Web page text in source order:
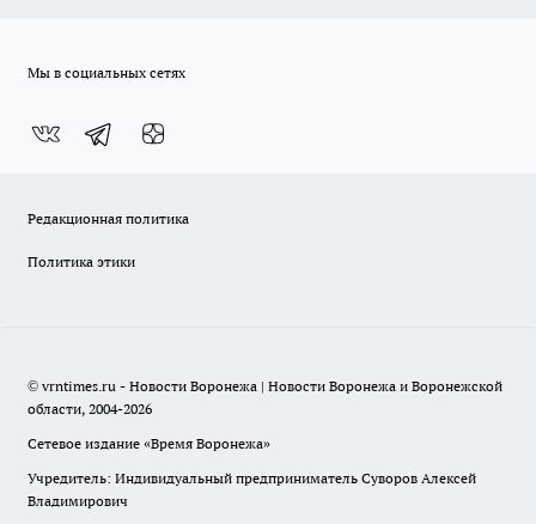
Мы в социальных сетях
Редакционная политика
Политика этики
© vrntimes.ru - Новости Воронежа | Новости Воронежа и Воронежской
области, 2004-2026
Сетевое издание «Время Воронежа»
Учредитель: Индивидуальный предприниматель Суворов Алексей
Владимирович